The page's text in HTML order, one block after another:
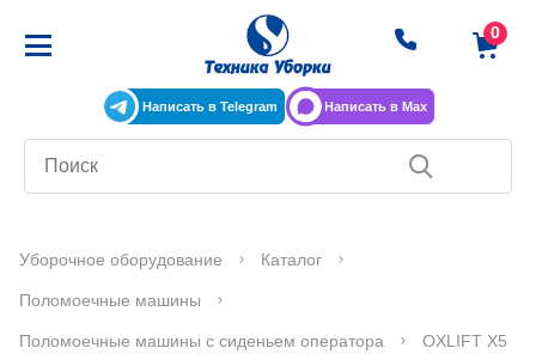
Написать в Telegram Написать в Max
Уборочное оборудование Каталог
Поломоечные машины
Поломоечные машины с сиденьем оператора OXLIFT X5